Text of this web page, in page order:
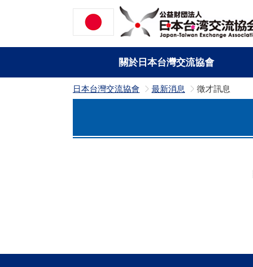
關於日本台灣交流協會
日本台灣交流協會 >
最新消息 >
徵才訊息